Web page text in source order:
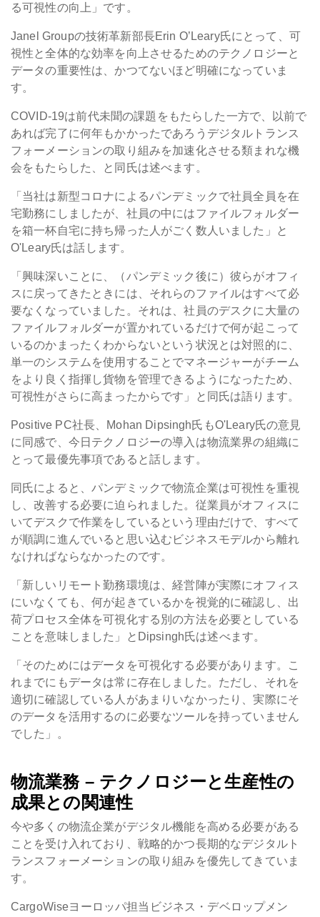
る可視性の向上」です。
Janel Groupの技術革新部長Erin O’Leary氏にとって、可
視性と全体的な効率を向上させるためのテクノロジーと
データの重要性は、かつてないほど明確になっていま
す。
COVID-19は前代未聞の課題をもたらした一方で、以前で
あれば完了に何年もかかったであろうデジタルトランス
フォーメーションの取り組みを加速化させる類まれな機
会をもたらした、と同氏は述べます。
「当社は新型コロナによるパンデミックで社員全員を在
宅勤務にしましたが、社員の中にはファイルフォルダー
を箱一杯自宅に持ち帰った人がごく数人いました」と
O'Leary氏は話します。
「興味深いことに、（パンデミック後に）彼らがオフィ
スに戻ってきたときには、それらのファイルはすべて必
要なくなっていました。それは、社員のデスクに大量の
ファイルフォルダーが置かれているだけで何が起こって
いるのかまったくわからないという状況とは対照的に、
単一のシステムを使用することでマネージャーがチーム
をより良く指揮し貨物を管理できるようになったため、
可視性がさらに高まったからです」と同氏は語ります。
Positive PC社長、Mohan Dipsingh氏もO'Leary氏の意見
に同感で、今日テクノロジーの導入は物流業界の組織に
とって最優先事項であると話します。
同氏によると、パンデミックで物流企業は可視性を重視
し、改善する必要に迫られました。従業員がオフィスに
いてデスクで作業をしているという理由だけで、すべて
が順調に進んでいると思い込むビジネスモデルから離れ
なければならなかったのです。
「新しいリモート勤務環境は、経営陣が実際にオフィス
にいなくても、何が起きているかを視覚的に確認し、出
荷プロセス全体を可視化する別の方法を必要としている
ことを意味しました」とDipsingh氏は述べます。
「そのためにはデータを可視化する必要があります。こ
れまでにもデータは常に存在しました。ただし、それを
適切に確認している人があまりいなかったり、実際にそ
のデータを活用するのに必要なツールを持っていません
でした」。
物流業務 – テクノロジーと生産性の
成果との関連性
今や多くの物流企業がデジタル機能を高める必要がある
ことを受け入れており、戦略的かつ長期的なデジタルト
ランスフォーメーションの取り組みを優先してきていま
す。
CargoWiseヨーロッパ担当ビジネス・デベロップメン